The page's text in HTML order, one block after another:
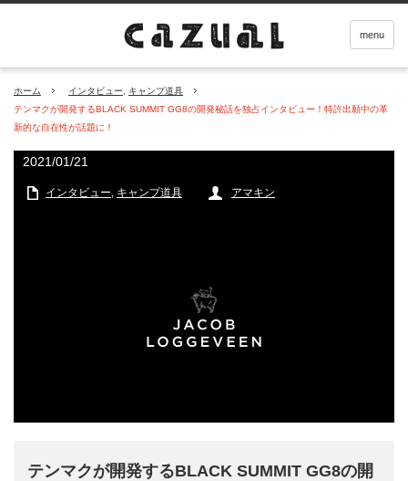
menu
ホーム インタビュー
キャンプ道具
テンマクが開発するBLACK SUMMIT GG8の開発秘話を独占インタビュー！特許出願中の革
新的な自在性が話題に！
2021/01/21
インタビュー, キャンプ道具 アマキン
テンマクが開発するBLACK SUMMIT GG8の開